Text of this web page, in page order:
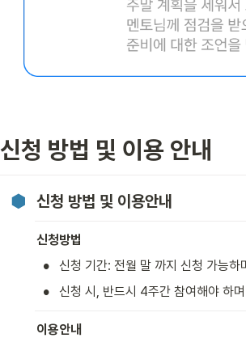
신청 방법 및 이용 안내
신청 방법 및 이용안내
신청방법
• 신청 기간: 전월 말 까지 신청 가능하
• 신청 시, 반드시 4주간 참여해야 하
이용안내